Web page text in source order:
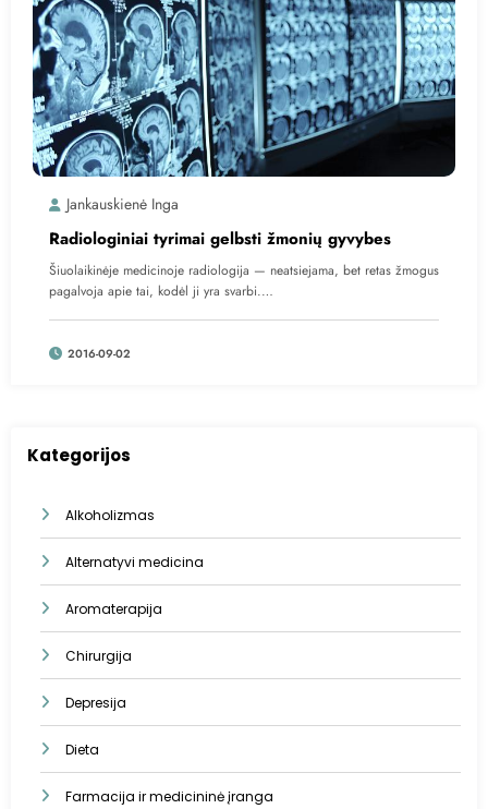
Jankauskienė Inga
Radiologiniai tyrimai gelbsti žmonių gyvybes
Šiuolaikinėje medicinoje radiologija — neatsiejama, bet retas žmogus
pagalvoja apie tai, kodėl ji yra svarbi.…
2016-09-02
Kategorijos
Alkoholizmas
Alternatyvi medicina
Aromaterapija
Chirurgija
Depresija
Dieta
Farmacija ir medicininė įranga